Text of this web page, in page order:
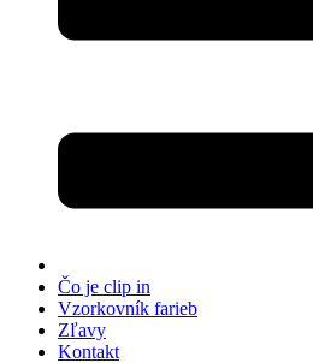
Čo je clip in
Vzorkovník farieb
Zľavy
Kontakt